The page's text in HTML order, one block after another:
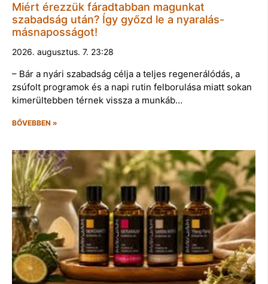
Miért érezzük fáradtabban magunkat
szabadság után? Így győzd le a nyaralás-
másnaposságot!
2026. augusztus. 7. 23:28
– Bár a nyári szabadság célja a teljes regenerálódás, a
zsúfolt programok és a napi rutin felborulása miatt sokan
kimerültebben térnek vissza a munkáb…
BŐVEBBEN »